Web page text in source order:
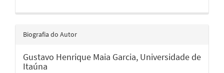
Biografia do Autor
Gustavo Henrique Maia Garcia, Universidade de
Itaúna